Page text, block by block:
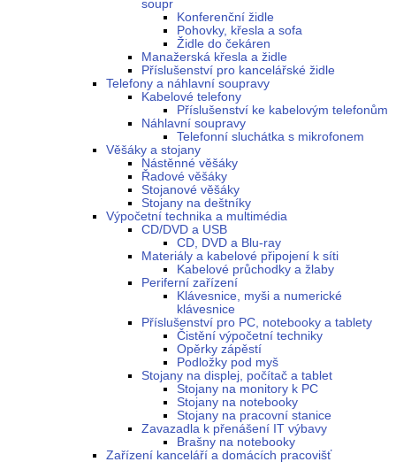
soupr
Konferenční židle
Pohovky, křesla a sofa
Židle do čekáren
Manažerská křesla a židle
Příslušenství pro kancelářské židle
Telefony a náhlavní soupravy
Kabelové telefony
Příslušenství ke kabelovým telefonům
Náhlavní soupravy
Telefonní sluchátka s mikrofonem
Věšáky a stojany
Nástěnné věšáky
Řadové věšáky
Stojanové věšáky
Stojany na deštníky
Výpočetní technika a multimédia
CD/DVD a USB
CD, DVD a Blu-ray
Materiály a kabelové připojení k síti
Kabelové průchodky a žlaby
Periferní zařízení
Klávesnice, myši a numerické
klávesnice
Příslušenství pro PC, notebooky a tablety
Čistění výpočetní techniky
Opěrky zápěstí
Podložky pod myš
Stojany na displej, počítač a tablet
Stojany na monitory k PC
Stojany na notebooky
Stojany na pracovní stanice
Zavazadla k přenášení IT výbavy
Brašny na notebooky
Zařízení kanceláří a domácích pracovišť